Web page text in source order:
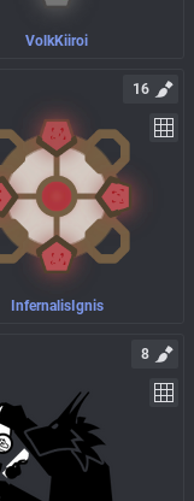
VolkKiiroi
InfernalisIgnis
16
8